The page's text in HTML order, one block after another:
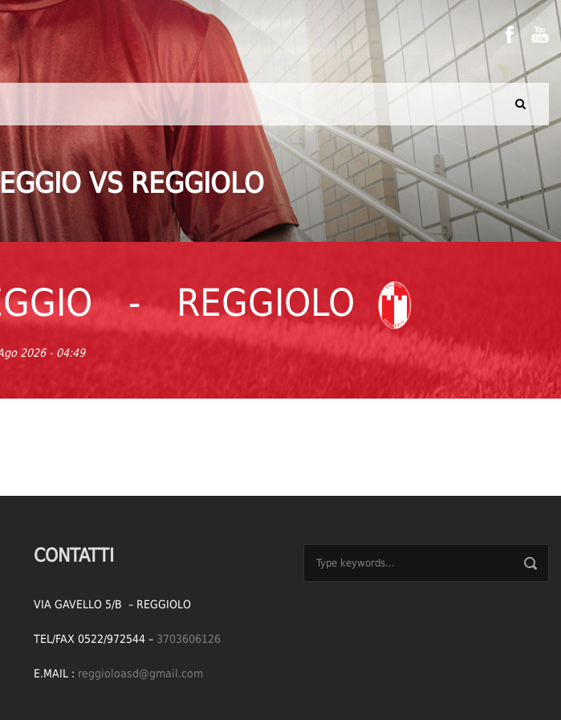
VS REGGIOLO
- REGGIOLO
2026 - 04:49
CONTATTI
VIA GAVELLO 5/B – REGGIOLO
TEL/FAX 0522/972544 – 3703606126
E.MAIL : reggioloasd@gmail.com